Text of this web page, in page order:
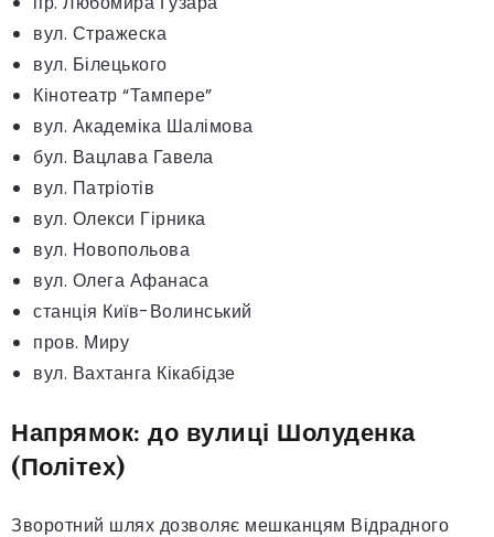
вул. Стражеска
вул. Білецького
Кінотеатр “Тампере”
вул. Академіка Шалімова
бул. Вацлава Гавела
вул. Патріотів
вул. Олекси Гірника
вул. Новопольова
вул. Олега Афанаса
станція Київ-Волинський
пров. Миру
вул. Вахтанга Кікабідзе
Напрямок: до вулиці Шолуденка
(Політех)
Зворотний шлях дозволяє мешканцям Відрадного